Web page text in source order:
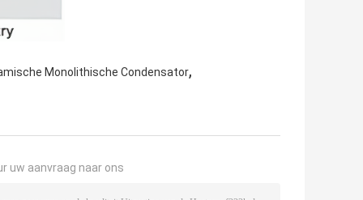
Monolithische Condensator,
uw aanvraag naar ons